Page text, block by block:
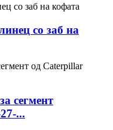
со заб на
сегмент
...